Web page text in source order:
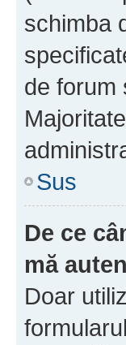
schimba
de forum
Sus
De ce
mă
Doar